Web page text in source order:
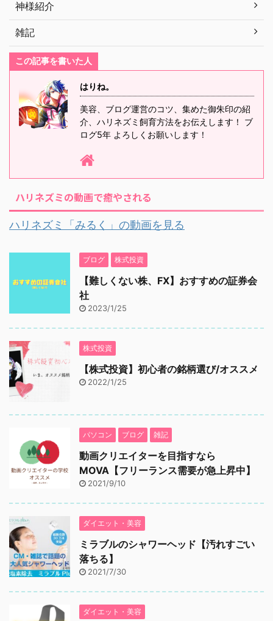
神様紹介
雑記
この記事を書いた人
はりね。
美容、ブログ運営のコツ、集めた御朱印の紹
介、ハリネズミ飼育方法をお伝えします！ ブ
ログ5年 よろしくお願いします！
ハリネズミの動画で癒やされる
ハリネズミ「みるく」の動画を見る
ブログ 株式投資
【難しくない株、FX】おすすめの証券会
社
2023/1/25
株式投資
【株式投資】初心者の銘柄選び/オススメ
2022/1/25
パソコン ブログ 雑記
動画クリエイターを目指すなら
MOVA【フリーランス需要が急上昇中】
2021/9/10
ダイエット・美容
ミラブルのシャワーヘッド【汚れすごい
落ちる】
2021/7/30
ダイエット・美容